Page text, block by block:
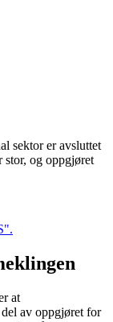
sektor er avsluttet
stor, og oppgjøret
at
av oppgjøret for